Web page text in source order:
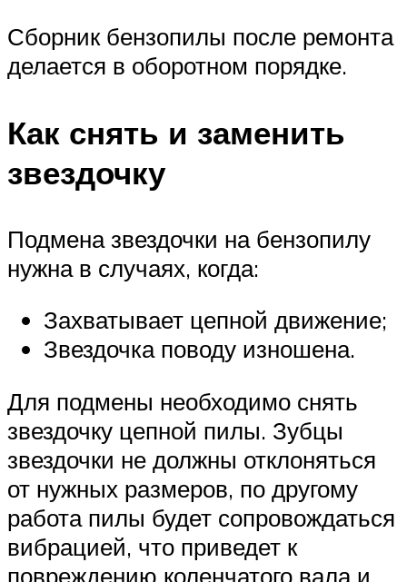
Сборник бензопилы после ремонта
делается в оборотном порядке.
Как снять и заменить
звездочку
Подмена звездочки на бензопилу
нужна в случаях, когда:
Захватывает цепной движение;
Звездочка поводу изношена.
Для подмены необходимо снять
звездочку цепной пилы. Зубцы
звездочки не должны отклоняться
от нужных размеров, по другому
работа пилы будет сопровождаться
вибрацией, что приведет к
повреждению коленчатого вала и